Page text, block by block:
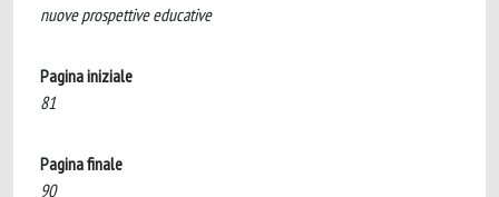
nuove prospettive educative
Pagina iniziale
81
Pagina finale
90